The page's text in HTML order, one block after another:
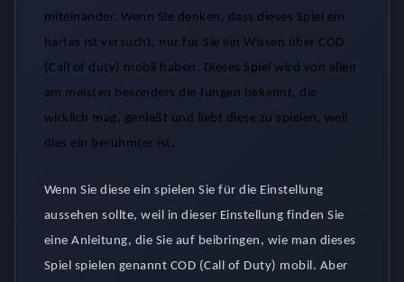
miteinander. Wenn Sie denken, dass dieses Spiel ein
hartes ist versucht, nur für Sie ein Wissen über COD
(Call of duty) mobil haben. Dieses Spiel wird von allen
am meisten besonders die Jungen bekannt, die
wirklich mag, genießt und liebt diese zu spielen, weil
dies ein berühmter ist.
Wenn Sie diese ein spielen Sie für die Einstellung
aussehen sollte, weil in dieser Einstellung finden Sie
eine Anleitung, die Sie auf beibringen, wie man dieses
Spiel spielen genannt COD (Call of Duty) mobil. Aber